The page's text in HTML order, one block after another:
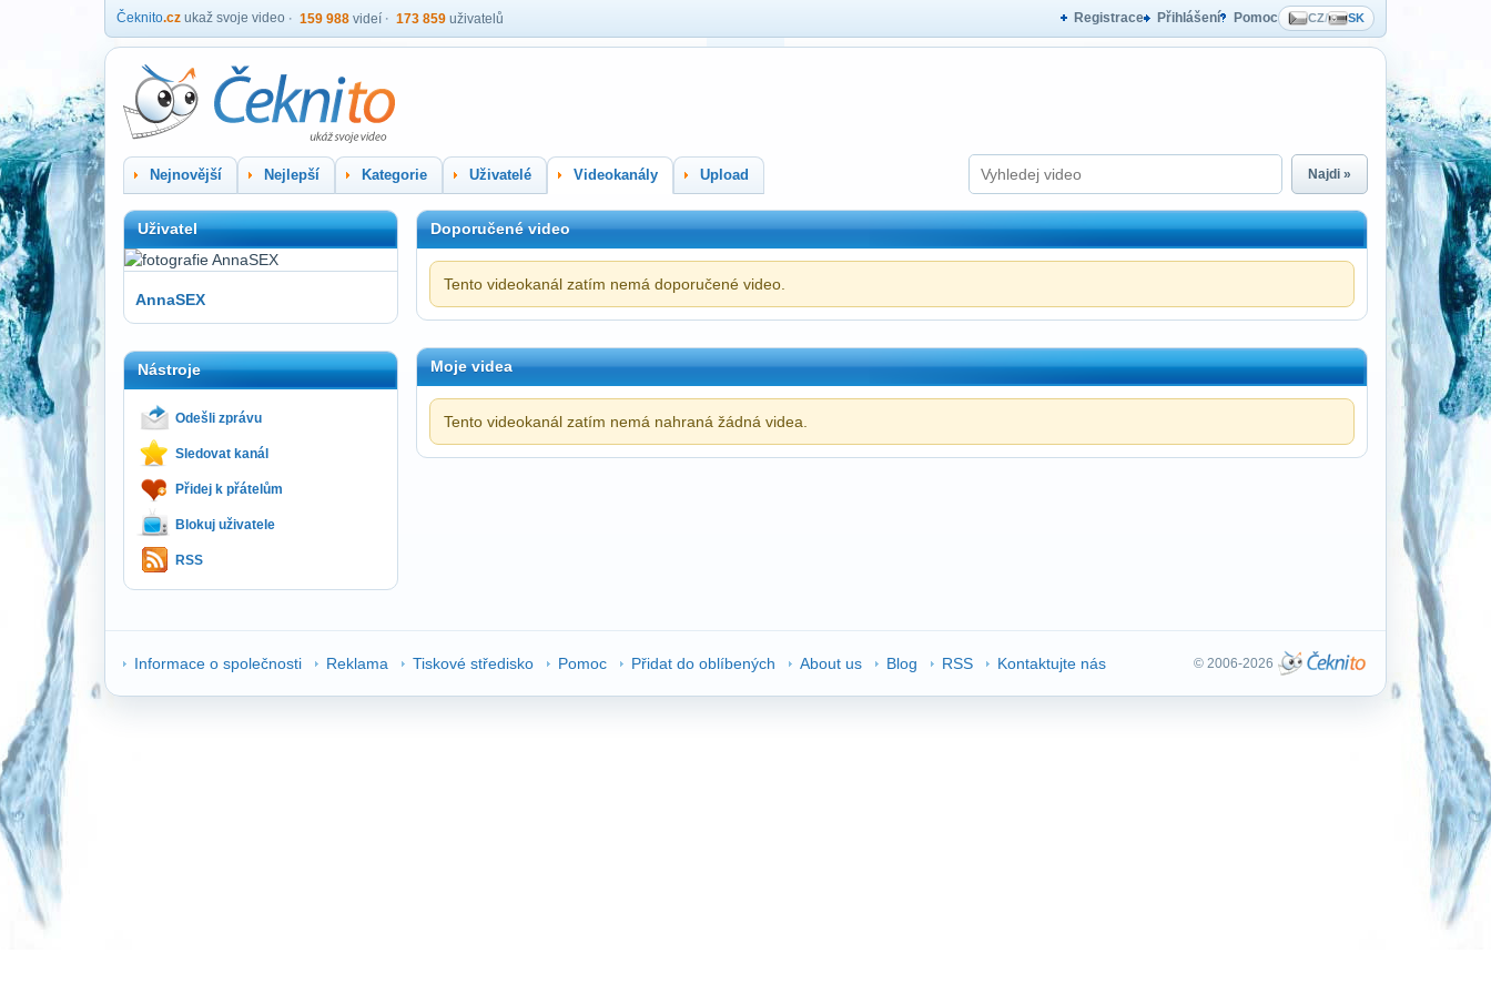
Čeknito.cz ukaž svoje video 159 988 videí 173 859 uživatelů Registrace Přihlášení Pomoc CZ/ SK
Nejnovější Nejlepší Kategorie Uživatelé Videokanály Upload Najdi »
Uživatel
AnnaSEX
Nástroje
Odešli zprávu
Sledovat kanál
Přidej k přátelům
Blokuj uživatele
RSS
Doporučené video
Tento videokanál zatím nemá doporučené video.
Moje videa
Tento videokanál zatím nemá nahraná žádná videa.
Informace o společnosti Reklama Tiskové středisko Pomoc Přidat do oblíbených About us Blog RSS Kontaktujte nás © 2006-2026